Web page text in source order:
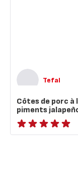
Tefal
Côtes de porc à
piments
ratings.NaN